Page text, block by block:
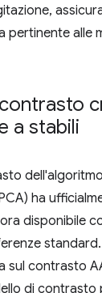
pertinente alle
a stabili
ha
disponibile
sul contrasto
di contrasto